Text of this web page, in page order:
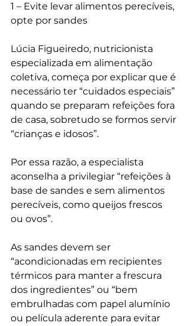
1 – Evite levar alimentos perecíveis,
opte por sandes
Lúcia Figueiredo, nutricionista
especializada em alimentação
coletiva, começa por explicar que é
necessário ter “cuidados especiais”
quando se preparam refeições fora
de casa, sobretudo se formos servir
“crianças e idosos”.
Por essa razão, a especialista
aconselha a privilegiar “refeições à
base de sandes e sem alimentos
perecíveis, como queijos frescos
ou ovos”.
As sandes devem ser
“acondicionadas em recipientes
térmicos para manter a frescura
dos ingredientes” ou “bem
embrulhadas com papel alumínio
ou película aderente para evitar